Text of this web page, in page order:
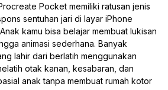
Pocket memiliki ratusan jenis
sentuhan jari di layar iPhone
kamu bisa belajar membuat lukisan
animasi sederhana. Banyak
lahir dari berlatih menggunakan
otak kanan, kesabaran, dan
anak tanpa membuat rumah kotor